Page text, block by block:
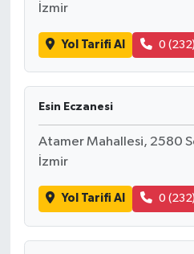
İzmir
Yol Tarifi Al 0
Esin Eczanesi
Atamer Mahallesi, 2580
İzmir
Yol Tarifi Al 0